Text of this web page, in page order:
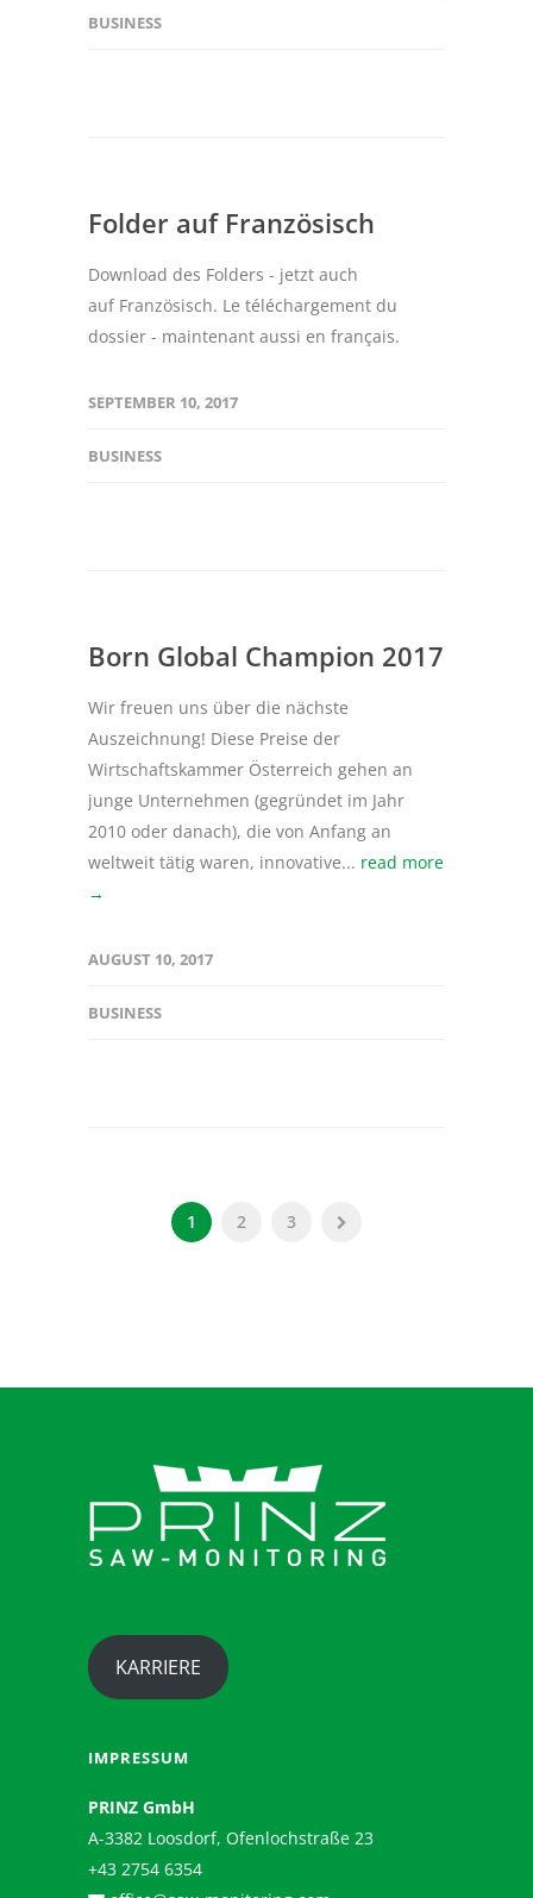
BUSINESS
Folder auf Französisch
Download des Folders - jetzt auch
auf Französisch. Le téléchargement du
dossier - maintenant aussi en français.
SEPTEMBER 10, 2017
BUSINESS
Born Global Champion 2017
Wir freuen uns über die nächste
Auszeichnung! Diese Preise der
Wirtschaftskammer Österreich gehen an
junge Unternehmen (gegründet im Jahr
2010 oder danach), die von Anfang an
weltweit tätig waren, innovative... read more
→
AUGUST 10, 2017
BUSINESS
1 2 3
KARRIERE
IMPRESSUM
PRINZ GmbH
A-3382 Loosdorf, Ofenlochstraße 23
+43 2754 6354